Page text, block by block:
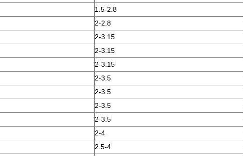
1.5-2.8
2-2.8
2-3.15
2-3.15
2-3.15
2-3.5
2-3.5
2-3.5
2-3.5
2-4
2.5-4